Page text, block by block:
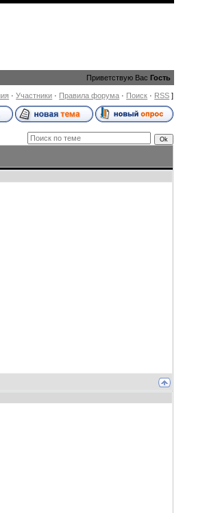
Приветствую Вас Гость
·Участники · Правила форума · Поиск · RSS ]